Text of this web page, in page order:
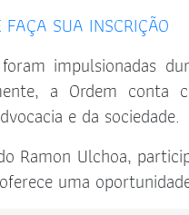
SUA INSCRIÇÃO
impulsionadas
a Ordem conta
e da sociedade.
Ramon Ulchoa,
uma